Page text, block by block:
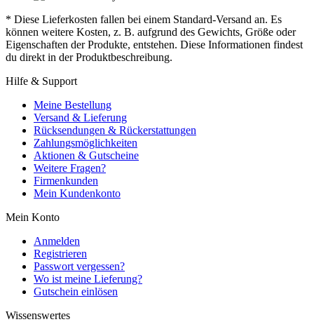
* Diese Lieferkosten fallen bei einem Standard-Versand an. Es
können weitere Kosten, z. B. aufgrund des Gewichts, Größe oder
Eigenschaften der Produkte, entstehen. Diese Informationen findest
du direkt in der Produktbeschreibung.
Hilfe & Support
Meine Bestellung
Versand & Lieferung
Rücksendungen & Rückerstattungen
Zahlungsmöglichkeiten
Aktionen & Gutscheine
Weitere Fragen?
Firmenkunden
Mein Kundenkonto
Mein Konto
Anmelden
Registrieren
Passwort vergessen?
Wo ist meine Lieferung?
Gutschein einlösen
Wissenswertes